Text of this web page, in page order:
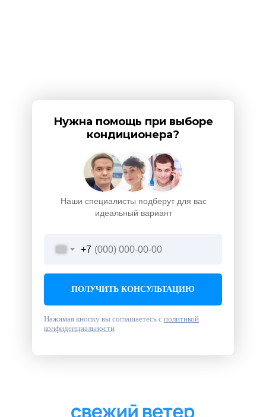
Наши специалисты подберут для вас
идеальный вариант
Нужна помощь при выборе
кондиционера?
+7
ПОЛУЧИТЬ КОНСУЛЬТАЦИЮ
Нажимая кнопку вы соглашаетесь с политикой
конфиденциальности